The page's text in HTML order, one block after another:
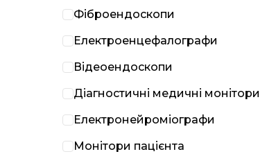
Фіброендоскопи
Електроенцефалографи
Відеоендоскопи
Діагностичні медичні монітори
Електронейроміографи
Монітори пацієнта